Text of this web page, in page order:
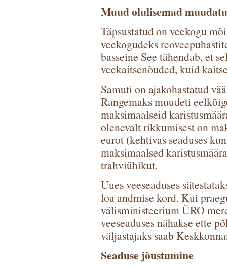
Muud olulisemad
Täpsustatud on veekogu
veekogudeks
basseine See tähendab, et
veekaitsenõuded, kuid
Samuti on ajakohastatud
Rangemaks muudeti
maksimaalseid
olenevalt rikkumisest on
eurot (kehtivas seaduses
maksimaalsed
trahviühikut.
Uues veeseaduses
loa andmise kord. Kui
välisministeerium ÜRO
veeseaduses nähakse ette
väljastajaks saab
Seaduse jõustumine